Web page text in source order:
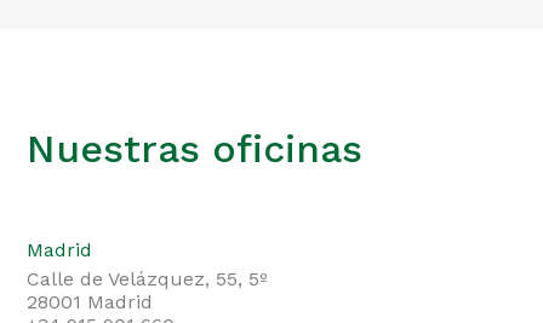
Nuestras oficinas
Madrid
Calle de Velázquez, 55, 5º
28001 Madrid